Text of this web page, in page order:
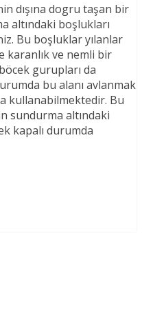
dışına dogru taşan bir
altındaki boşlukları
Bu boşluklar yılanlar
karanlık ve nemli bir
gurupları da
bu alanı avlanmak
kullanabilmektedir. Bu
sundurma altındaki
kapalı durumda